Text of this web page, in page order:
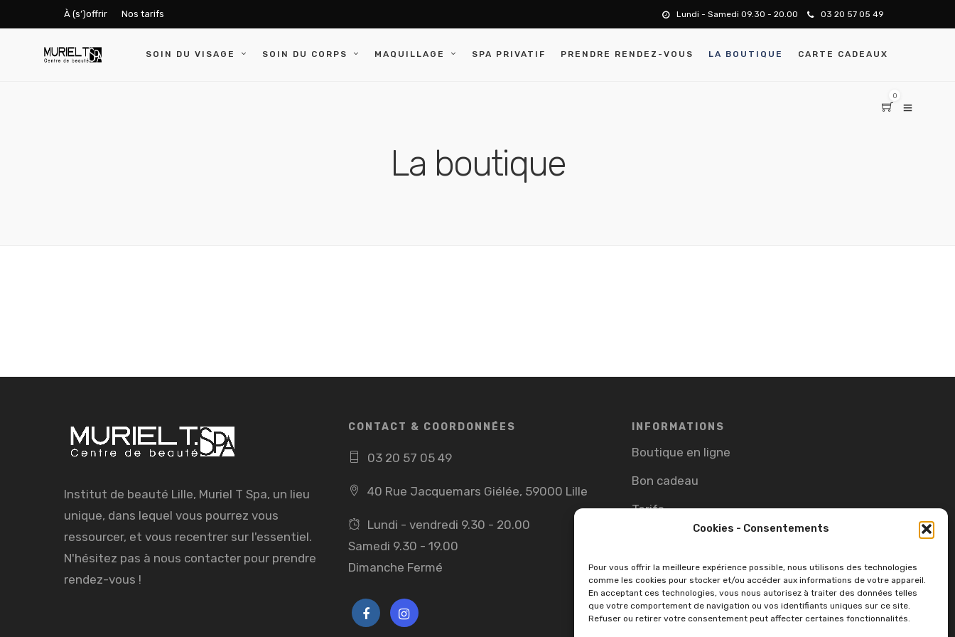
Cookies - Consentements
Pour vous offrir la meilleure expérience possible, nous utilisons des technologies
comme les cookies pour stocker et/ou accéder aux informations de votre appareil.
En acceptant ces technologies, vous nous autorisez à traiter des données telles
que votre comportement de navigation ou vos identifiants uniques sur ce site.
Refuser ou retirer votre consentement peut affecter certaines fonctionnalités.
Lundi - Samedi 09.30 - 20.00 03 20 57 05 49
À (s’)offrir Nos tarifs
SOIN DU VISAGE SOIN DU CORPS MAQUILLAGE SPA PRIVATIF PRENDRE RENDEZ-VOUS LA BOUTIQUE CARTE CADEAUX
0
La boutique
Institut de beauté Lille, Muriel T Spa, un lieu
unique, dans lequel vous pourrez vous
ressourcer, et vous recentrer sur l'essentiel.
N'hésitez pas à nous contacter pour prendre
rendez-vous !
CONTACT & COORDONNÉES
03 20 57 05 49
40 Rue Jacquemars Giélée, 59000 Lille
Lundi - vendredi 9.30 - 20.00
Samedi 9.30 - 19.00
Dimanche Fermé
INFORMATIONS
Boutique en ligne
Bon cadeau
Tarifs
Cookie Policy (EU)